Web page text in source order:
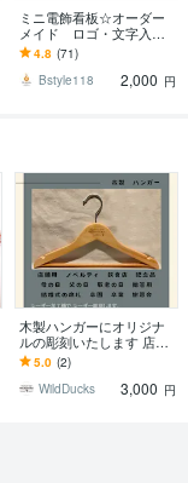
ミニ電飾看板☆オーダー
メイド ロゴ・文字入れ
します 開店祝い・開業祝
いのプレゼントにもオス
スメ！
4.8 (71)
Bstyle118
2,000 円
木製ハンガーにオリジナ
ルの彫刻いたします 店舗
用、イベント、パーティ
ー、記念品、ノベルティ
にいかが
5.0 (2)
WildDucks
3,000 円